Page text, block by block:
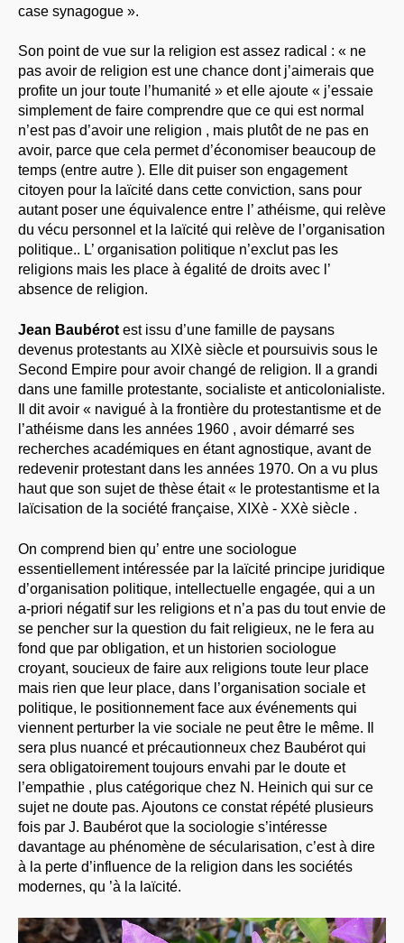
case synagogue ».
Son point de vue sur la religion est assez radical : « ne
pas avoir de religion est une chance dont j’aimerais que
profite un jour toute l’humanité » et elle ajoute « j’essaie
simplement de faire comprendre que ce qui est normal
n’est pas d’avoir une religion , mais plutôt de ne pas en
avoir, parce que cela permet d’économiser beaucoup de
temps (entre autre ). Elle dit puiser son engagement
citoyen pour la laïcité dans cette conviction, sans pour
autant poser une équivalence entre l’ athéisme, qui relève
du vécu personnel et la laïcité qui relève de l’organisation
politique.. L’ organisation politique n’exclut pas les
religions mais les place à égalité de droits avec l’
absence de religion.
Jean Baubérot est issu d’une famille de paysans
devenus protestants au XIXè siècle et poursuivis sous le
Second Empire pour avoir changé de religion. Il a grandi
dans une famille protestante, socialiste et anticolonialiste.
Il dit avoir « navigué à la frontière du protestantisme et de
l’athéisme dans les années 1960 , avoir démarré ses
recherches académiques en étant agnostique, avant de
redevenir protestant dans les années 1970. On a vu plus
haut que son sujet de thèse était « le protestantisme et la
laïcisation de la société française, XIXè - XXè siècle .
On comprend bien qu’ entre une sociologue
essentiellement intéressée par la laïcité principe juridique
d’organisation politique, intellectuelle engagée, qui a un
a-priori négatif sur les religions et n’a pas du tout envie de
se pencher sur la question du fait religieux, ne le fera au
fond que par obligation, et un historien sociologue
croyant, soucieux de faire aux religions toute leur place
mais rien que leur place, dans l’organisation sociale et
politique, le positionnement face aux événements qui
viennent perturber la vie sociale ne peut être le même. Il
sera plus nuancé et précautionneux chez Baubérot qui
sera obligatoirement toujours envahi par le doute et
l’empathie , plus catégorique chez N. Heinich qui sur ce
sujet ne doute pas. Ajoutons ce constat répété plusieurs
fois par J. Baubérot que la sociologie s’intéresse
davantage au phénomène de sécularisation, c’est à dire
à la perte d’influence de la religion dans les sociétés
modernes, qu ’à la laïcité.